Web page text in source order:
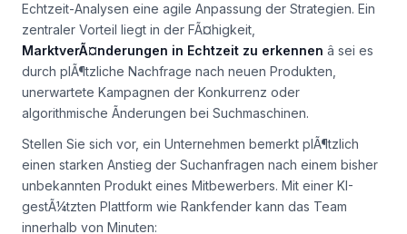
Echtzeit-Analysen eine agile Anpassung der Strategien. Ein
zentraler Vorteil liegt in der FÃ¤higkeit,
MarktverÃ¤nderungen in Echtzeit zu erkennen â sei es
durch plÃ¶tzliche Nachfrage nach neuen Produkten,
unerwartete Kampagnen der Konkurrenz oder
algorithmische Ãnderungen bei Suchmaschinen.
Stellen Sie sich vor, ein Unternehmen bemerkt plÃ¶tzlich
einen starken Anstieg der Suchanfragen nach einem bisher
unbekannten Produkt eines Mitbewerbers. Mit einer KI-
gestÃ¼tzten Plattform wie Rankfender kann das Team
innerhalb von Minuten: